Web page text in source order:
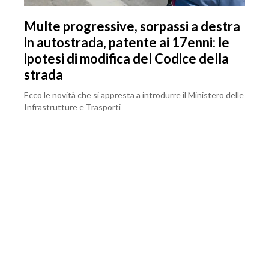
Multe progressive, sorpassi a destra
in autostrada, patente ai 17enni: le
ipotesi di modifica del Codice della
strada
Ecco le novità che si appresta a introdurre il Ministero delle
Infrastrutture e Trasporti